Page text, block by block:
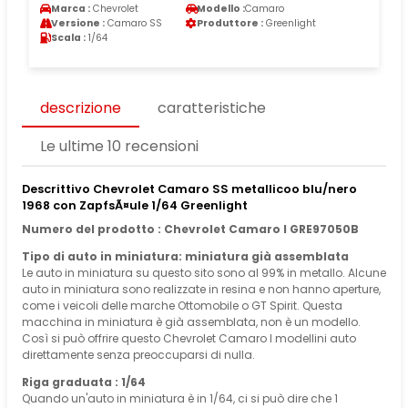
Marca : Chevrolet Modello :Camaro
Versione : Camaro SS Produttore : Greenlight
Scala : 1/64
descrizione
caratteristiche
Le ultime 10 recensioni
Descrittivo Chevrolet Camaro SS metallicoo blu/nero
1968 con ZapfsÃ¤ule 1/64 Greenlight
Numero del prodotto : Chevrolet Camaro I GRE97050B
Tipo di auto in miniatura: miniatura già assemblata
Le auto in miniatura su questo sito sono al 99% in metallo. Alcune
auto in miniatura sono realizzate in resina e non hanno aperture,
come i veicoli delle marche Ottomobile o GT Spirit. Questa
macchina in miniatura è già assemblata, non è un modello.
Così si può offrire questo Chevrolet Camaro I modellini auto
direttamente senza preoccuparsi di nulla.
Riga graduata : 1/64
Quando un'auto in miniatura è in 1/64, ci si può dire che 1